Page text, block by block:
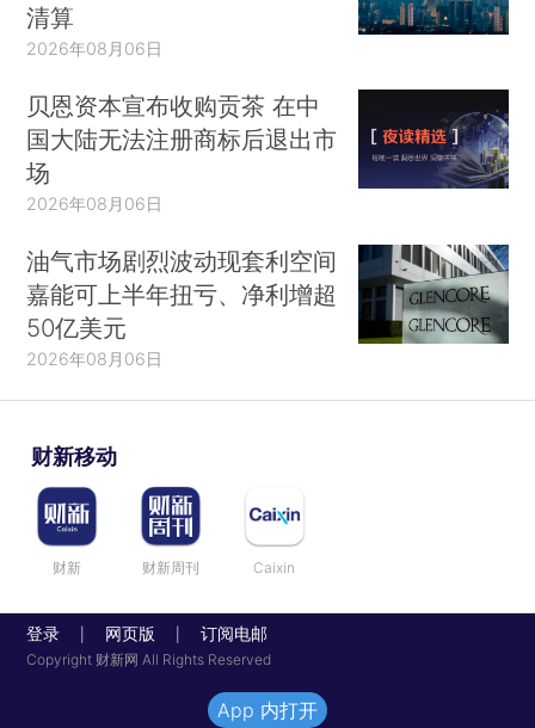
清算
2026年08月06日
贝恩资本宣布收购贡茶 在中
国大陆无法注册商标后退出市
场
2026年08月06日
油气市场剧烈波动现套利空间
嘉能可上半年扭亏、净利增超
50亿美元
2026年08月06日
财新移动
财新 财新周刊 Caixin
登录 网页版 订阅电邮
Copyright 财新网 All Rights Reserved
App 内打开